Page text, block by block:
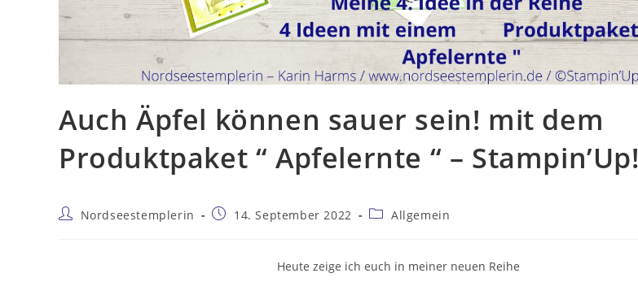
Auch Äpfel können sauer sein! mit dem
Produktpaket “ Apfelernte “ – Stampin’Up!
Nordseestemplerin 14. September 2022 Allgemein
Heute zeige ich euch in meiner neuen Reihe